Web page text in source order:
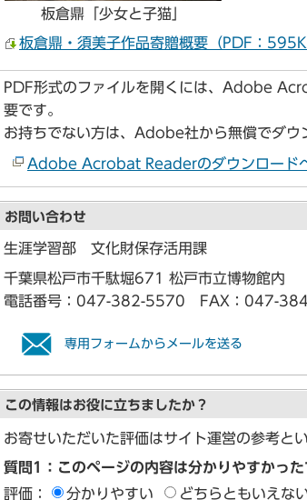
板倉鼎「少女と子猫」
板倉鼎・須美子作品寄贈概要（PDF：
PDF形式のファイルを開くには、Adobe
要です。
お持ちでない方は、Adobe社から無償でダウ
Adobe Acrobat Readerのダウンロードへ
お問い合わせ
生涯学習部 文化財保存活用課
千葉県松戸市千駄堀671 松戸市立博物館内
電話番号： 047-382-5570 FAX：047-
専用フォームからメールを送る
この情報はお役に立ちましたか？
お寄せいただいた評価はサイト運営の参考とい
質問1：このページの内容は分かりやすかった
評価：
分かりやすい どちらともいえな